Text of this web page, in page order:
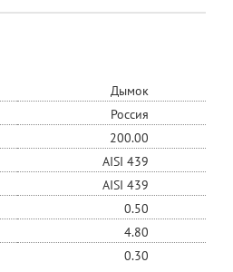
Дымок
Россия
200.00
AISI 439
AISI 439
0.50
4.80
0.30